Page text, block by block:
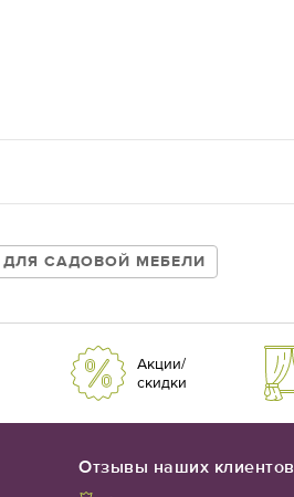
ДЛЯ САДОВОЙ МЕБЕЛИ
Акции/
скидки
Отзывы наших клиентов